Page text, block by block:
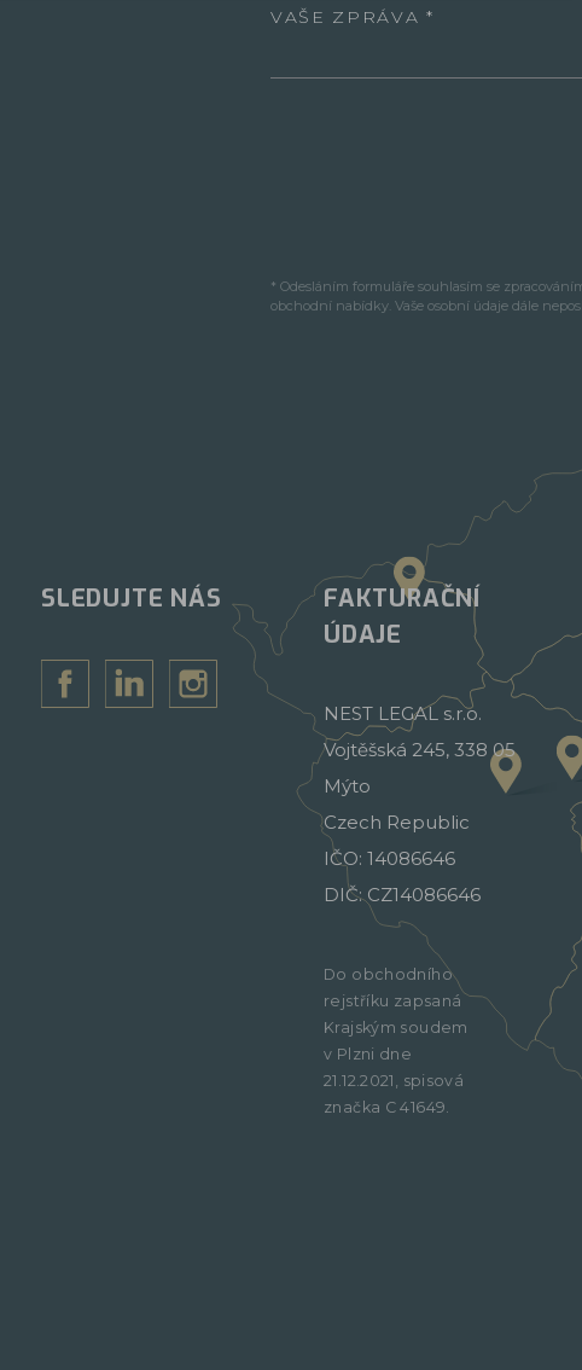
VAŠE ZPRÁVA
* Odesláním formuláře souhlasím se
obchodní nabídky. Vaše osobní údaje dále
SLEDUJTE NÁS
FAKTURAČNÍ
ÚDAJE
NEST LEGAL s.r.o.
Vojtěšská 245, 338 05
Mýto
Czech Republic
IČO: 14086646
DIČ: CZ14086646
Do obchodního
rejstříku zapsaná
Krajským soudem
v Plzni dne
21.12.2021, spisová
značka C 41649.